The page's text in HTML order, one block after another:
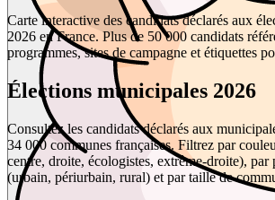
Carte interactive des candidats déclarés aux
2026 en France. Plus de 50 000 candidats
programmes, sites de campagne et étiquettes
Élections municipales 2026
Consultez les candidats déclarés aux
34 000 communes françaises. Filtrez par
centre, droite, écologistes, extrême-droite),
(urbain, périurbain, rural) et par taille de